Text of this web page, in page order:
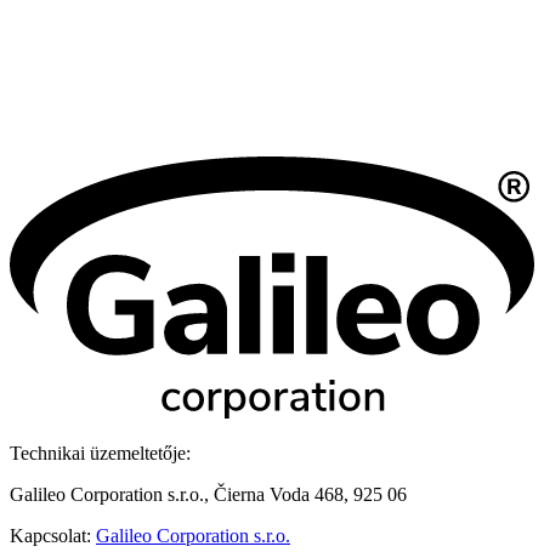
Technikai üzemeltetője:
Galileo Corporation s.r.o., Čierna Voda 468, 925 06
Kapcsolat: Galileo Corporation s.r.o.